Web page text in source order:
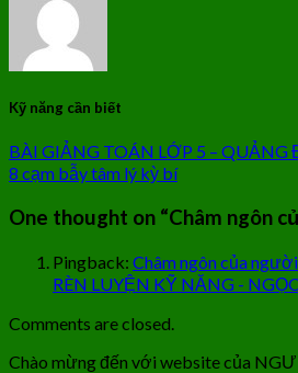
Kỹ năng cần biết
BÀI GIẢNG TOÁN LỚP 5 –
8 cạm bẫy tâm lý kỳ bí
One thought on “Châm ngôn
Pingback: Châm ngôn của
RÈN LUYỆN KỸ NĂNG -
Comments are closed.
Chào mừng đến với website của